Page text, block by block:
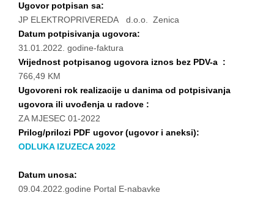
Ugovor potpisan sa:
JP ELEKTROPRIVEREDA d.o.o. Zenica
Datum potpisivanja ugovora:
31.01.2022. godine-faktura
Vrijednost potpisanog ugovora iznos bez PDV-a :
766,49 KM
Ugovoreni rok realizacije u danima od potpisivanja
ugovora ili uvođenja u radove :
ZA MJESEC 01-2022
Prilog/prilozi PDF ugovor (ugovor i aneksi):
ODLUKA IZUZECA 2022
Datum unosa:
09.04.2022.godine Portal E-nabavke